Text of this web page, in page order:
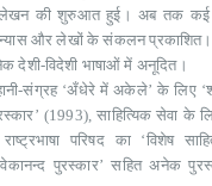
लेखन की शुरुआत हुई। अब तक कई
और लेखों के संकलन प्रकाशित।
देशी-विदेशी भाषाओं में अनूदित।
संग्रह ‘अँधेरे में अकेले’ के लिए
(1993), साहित्यिक सेवा के
परिषद का ‘विशेष
पुरस्कार’ सहित अनेक